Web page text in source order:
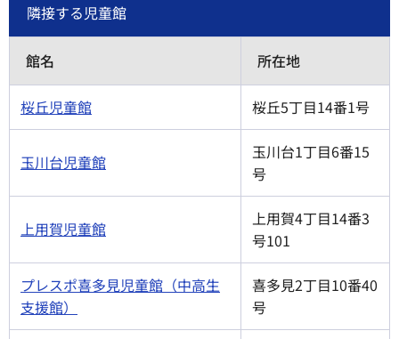
隣接する児童館
館名 所在地
桜丘児童館 桜丘5丁目14番1号
玉川台児童館
玉川台1丁目6番15
号
上用賀児童館
上用賀4丁目14番3
号101
プレスポ喜多見児童館（中高生
支援館）
喜多見2丁目10番40
号